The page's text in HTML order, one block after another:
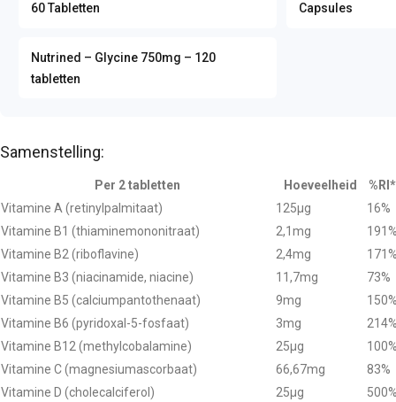
60 Tabletten
Capsules
Nutrined – Glycine 750mg – 120
tabletten
Samenstelling:
Per 2 tabletten Hoeveelheid
%RI*
Vitamine A (retinylpalmitaat)
125µg
16%
Vitamine B1 (thiaminemononitraat)
2,1mg
Vitamine B2 (riboflavine)
2,4mg
Vitamine B3 (niacinamide, niacine)
11,7mg
73%
Vitamine B5 (calciumpantothenaat)
9mg
Vitamine B6 (pyridoxal-5-fosfaat)
3mg
Vitamine B12 (methylcobalamine)
25µg
Vitamine C (magnesiumascorbaat)
66,67mg
83%
Vitamine D (cholecalciferol)
25µg